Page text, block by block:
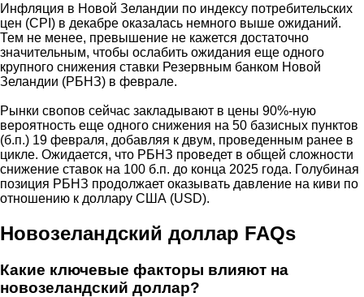
Инфляция в Новой Зеландии по индексу потребительских
цен (CPI) в декабре оказалась немного выше ожиданий.
Тем не менее, превышение не кажется достаточно
значительным, чтобы ослабить ожидания еще одного
крупного снижения ставки Резервным банком Новой
Зеландии (РБНЗ) в феврале.
Рынки свопов сейчас закладывают в цены 90%-ную
вероятность еще одного снижения на 50 базисных пунктов
(б.п.) 19 февраля, добавляя к двум, проведенным ранее в
цикле. Ожидается, что РБНЗ проведет в общей сложности
снижение ставок на 100 б.п. до конца 2025 года. Голубиная
позиция РБНЗ продолжает оказывать давление на киви по
отношению к доллару США (USD).
Новозеландский доллар FAQs
Какие ключевые факторы влияют на
новозеландский доллар?